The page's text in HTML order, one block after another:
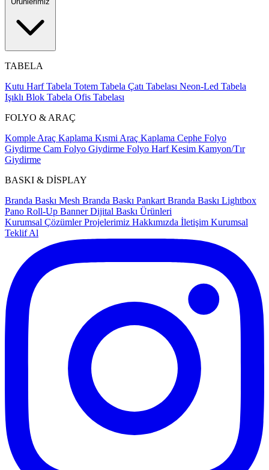
TABELA
Kutu Harf Tabela Totem Tabela Çatı Tabelası Neon-Led Tabela
Işıklı Blok Tabela Ofis Tabelası
FOLYO & ARAÇ
Komple Araç Kaplama Kısmi Araç Kaplama Cephe Folyo
Giydirme Cam Folyo Giydirme Folyo Harf Kesim Kamyon/Tır
Giydirme
BASKI & DİSPLAY
Branda Baskı Mesh Branda Baskı Pankart Branda Baskı Lightbox
Pano Roll-Up BannerDijital Baskı Ürünleri
Kurumsal ÇözümlerProjelerimiz Hakkımızda İletişim Kurumsal
Teklif Al